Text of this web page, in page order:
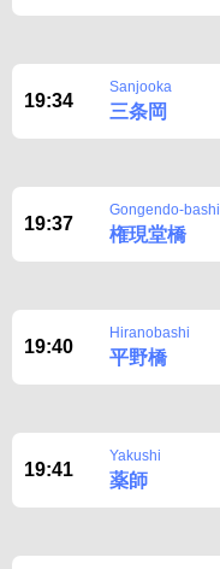
19:34
Sanjooka
三条岡
19:37
Gongendo-bashi
権現堂橋
19:40
Hiranobashi
平野橋
19:41
Yakushi
薬師